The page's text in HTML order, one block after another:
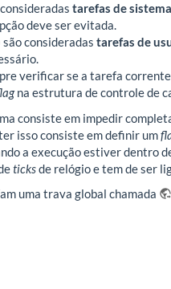
tarefas de sistema
deve ser evitada.
são consideradas tarefas de
verificar se a tarefa
na estrutura de controle de
consiste em impedir
isso consiste em definir um
a execução estiver dentro
ticksde relógio e tem de ser
uma trava global chamada